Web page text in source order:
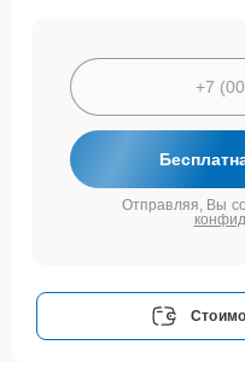
Отправляя, Вы